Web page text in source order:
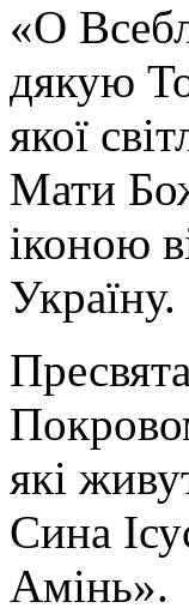
«О
дякую
якої
Мати
іконою
Україну.
які
Сина
Амінь».